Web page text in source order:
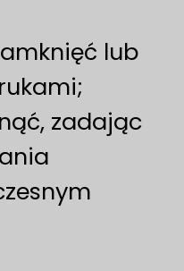
lub
zadając